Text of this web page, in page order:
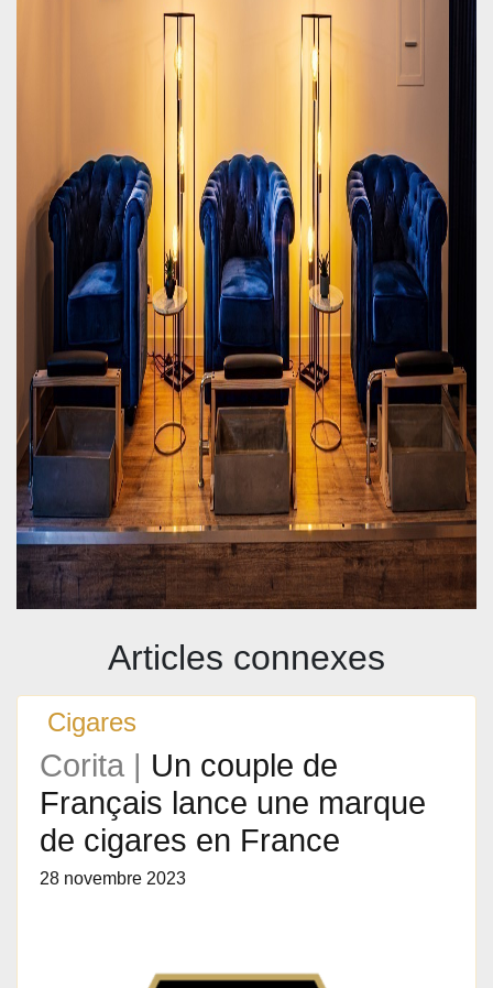
Articles connexes
Cigares
Corita | Un couple de
Français lance une marque
de cigares en France
28 novembre 2023